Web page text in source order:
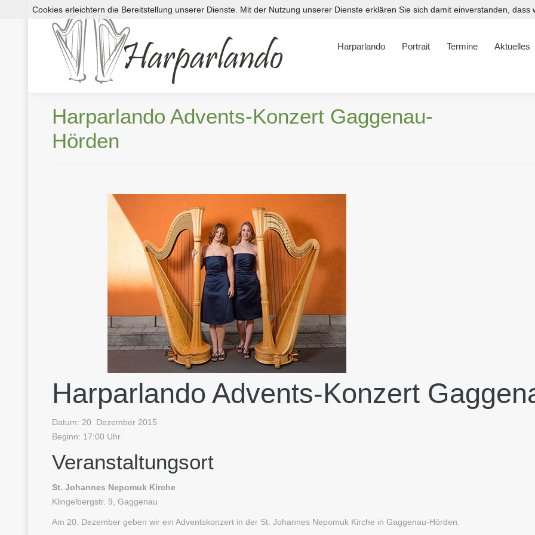
Harparlando Portrait Termine Aktuelles
Harparlando Advents-Konzert Gaggenau-
Hörden
Harparlando Advents-Konzert
Datum: 20. Dezember 2015
Beginn: 17:00 Uhr
Veranstaltungsort
St. Johannes Nepomuk Kirche
Klingelbergstr. 9, Gaggenau
Am 20. Dezember geben wir ein Adventskonzert in der St. Johannes Nepomuk Kirche in Gaggenau-Hörden.
Cookies erleichtern die Bereitstellung unserer Dienste. Mit der Nutzung unserer Dienste erklären Sie sich damit einverstanden,